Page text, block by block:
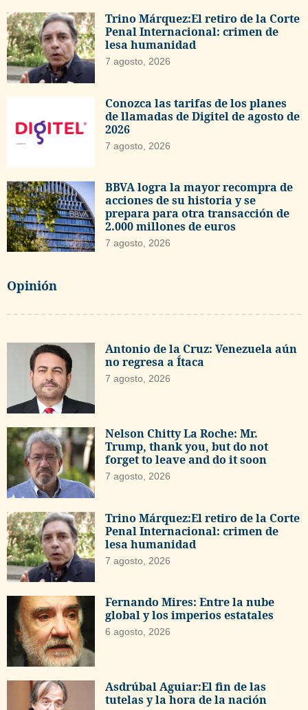
Trino Márquez:El retiro de la Corte
Penal Internacional: crimen de
lesa humanidad
7 agosto, 2026
Conozca las tarifas de los planes
de llamadas de Digitel de agosto de
2026
7 agosto, 2026
BBVA logra la mayor recompra de
acciones de su historia y se
prepara para otra transacción de
2.000 millones de euros
7 agosto, 2026
Opinión
Antonio de la Cruz: Venezuela aún
no regresa a Ítaca
7 agosto, 2026
Nelson Chitty La Roche: Mr.
Trump, thank you, but do not
forget to leave and do it soon
7 agosto, 2026
Trino Márquez:El retiro de la Corte
Penal Internacional: crimen de
lesa humanidad
7 agosto, 2026
Fernando Mires: Entre la nube
global y los imperios estatales
6 agosto, 2026
Asdrúbal Aguiar:El fin de las
tutelas y la hora de la nación